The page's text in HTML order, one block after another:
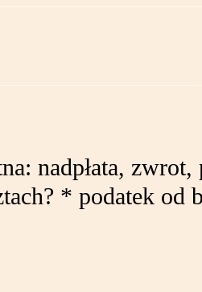
nadpłata,
* podatek od